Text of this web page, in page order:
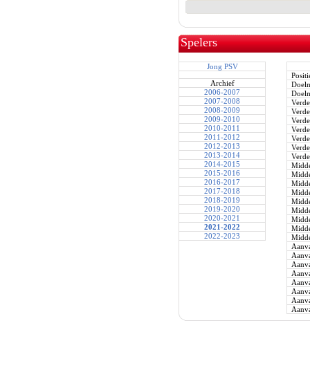
Spelers
Jong PSV
Archief
2006-2007
2007-2008
2008-2009
2009-2010
2010-2011
2011-2012
2012-2013
2013-2014
2014-2015
2015-2016
2016-2017
2017-2018
2018-2019
2019-2020
2020-2021
2021-2022
2022-2023